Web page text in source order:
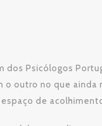
Psicólogos
o outro no que
de